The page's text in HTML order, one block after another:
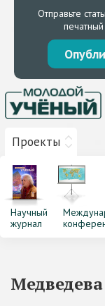
Отправьте
Проекты
Научный
журнал